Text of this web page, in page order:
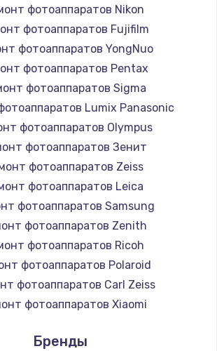
фотоаппаратов Nikon
фотоаппаратов Fujifilm
фотоаппаратов YongNuo
фотоаппаратов Pentax
фотоаппаратов Sigma
Lumix Panasonic
фотоаппаратов Olympus
фотоаппаратов Зенит
фотоаппаратов Zeiss
фотоаппаратов Leica
фотоаппаратов Samsung
фотоаппаратов Zenith
фотоаппаратов Ricoh
фотоаппаратов Polaroid
фотоаппаратов Carl Zeiss
фотоаппаратов Xiaomi
фотоаппаратов Kodak
Бренды